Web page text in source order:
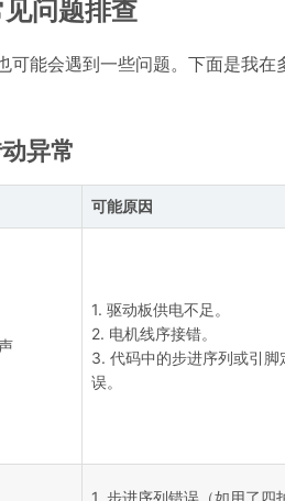
问题排查
可能会遇到一些问题。下面是我
异常
可能原因
1. 驱动板供电不足。
2. 电机线序接错。
3. 代码中的步进序列或引脚
误。
1. 步进序列错误（如用了四